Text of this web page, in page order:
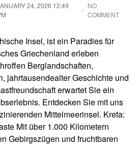
24, 2026 12:49
NO
COMMENT
Insel, ist ein Paradies für
Griechenland erleben
Berglandschaften,
jahrtausendealter Geschichte und
erwartet Sie ein
Entdecken Sie mit uns
Mittelmeerinsel. Kreta:
Mit über 1.000 Kilometern
Gebirgszügen und fruchtbaren